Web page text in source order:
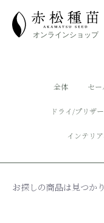
全体 セ
ドライ/プリザ
インテリ
お探しの商品は見つか